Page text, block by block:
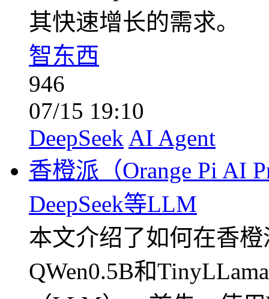
其快速增长的需求。
智东西
946
07/15 19:10
DeepSeek AI Agent
香橙派（Orange Pi AI
DeepSeek等LLM
本文介绍了如何在香橙
QWen0.5B和